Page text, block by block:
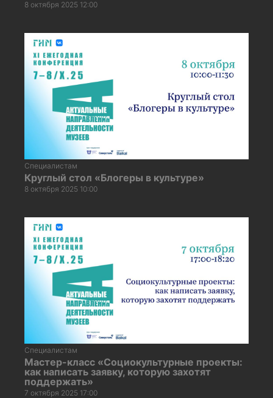
8 октября 2025 12:00
Специалистам
Круглый стол «Блогеры в культуре»
8 октября 2025 10:00
Специалистам
Мастер-класс «Социокультурные проекты:
как написать заявку, которую захотят
поддержать»
7 октября 2025 17:00